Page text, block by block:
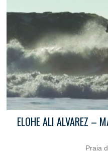
ELOHE ALI ALVAREZ –
Praia